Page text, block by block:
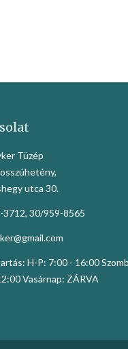
Tüzép
utca 30.
3712, 30/959-8565
H-P: 7:00 - 16:00
Vasárnap: ZÁRVA